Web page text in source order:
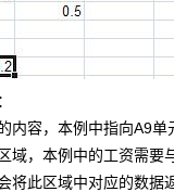
内容，本例中指向A9单
域，本例中的工资需
将此区域中对应的数据